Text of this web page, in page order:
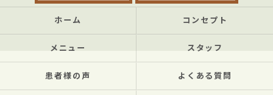
ホーム コンセプト
メニュー スタッフ
患者様の声 よくある質問